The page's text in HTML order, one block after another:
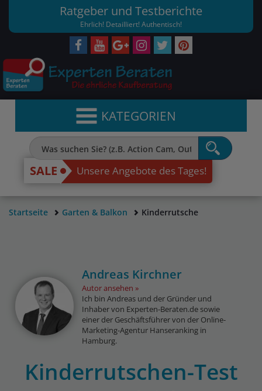
Ratgeber und Testberichte
Ehrlich! Detailliert! Authentisch!
KATEGORIEN
SALE Unsere Angebote des Tages!
Startseite Garten & Balkon Kinderrutsche
Andreas Kirchner
Autor ansehen
Ich bin Andreas und der Gründer und
Inhaber von Experten-Beraten.de sowie
einer der Geschäftsführer von der Online-
Marketing-Agentur Hanseranking in
Hamburg.
Kinderrutschen-Test